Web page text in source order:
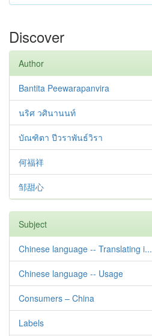
Discover
Author
Bantita Peewarapanvira
นริศ วศินานนท์
บัณฑิตา ปีวราพันธ์วิรา
何福祥
邹甜心
Subject
Chinese language -- Translating i...
Chinese language -- Usage
Consumers – China
Labels